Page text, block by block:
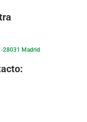
28031 Madrid